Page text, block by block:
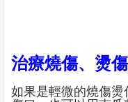
治療燒傷、燙傷
如果是輕微的燒傷